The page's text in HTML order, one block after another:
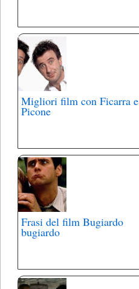
Migliori film con Ficarra e
Picone
Frasi del film Bugiardo
bugiardo